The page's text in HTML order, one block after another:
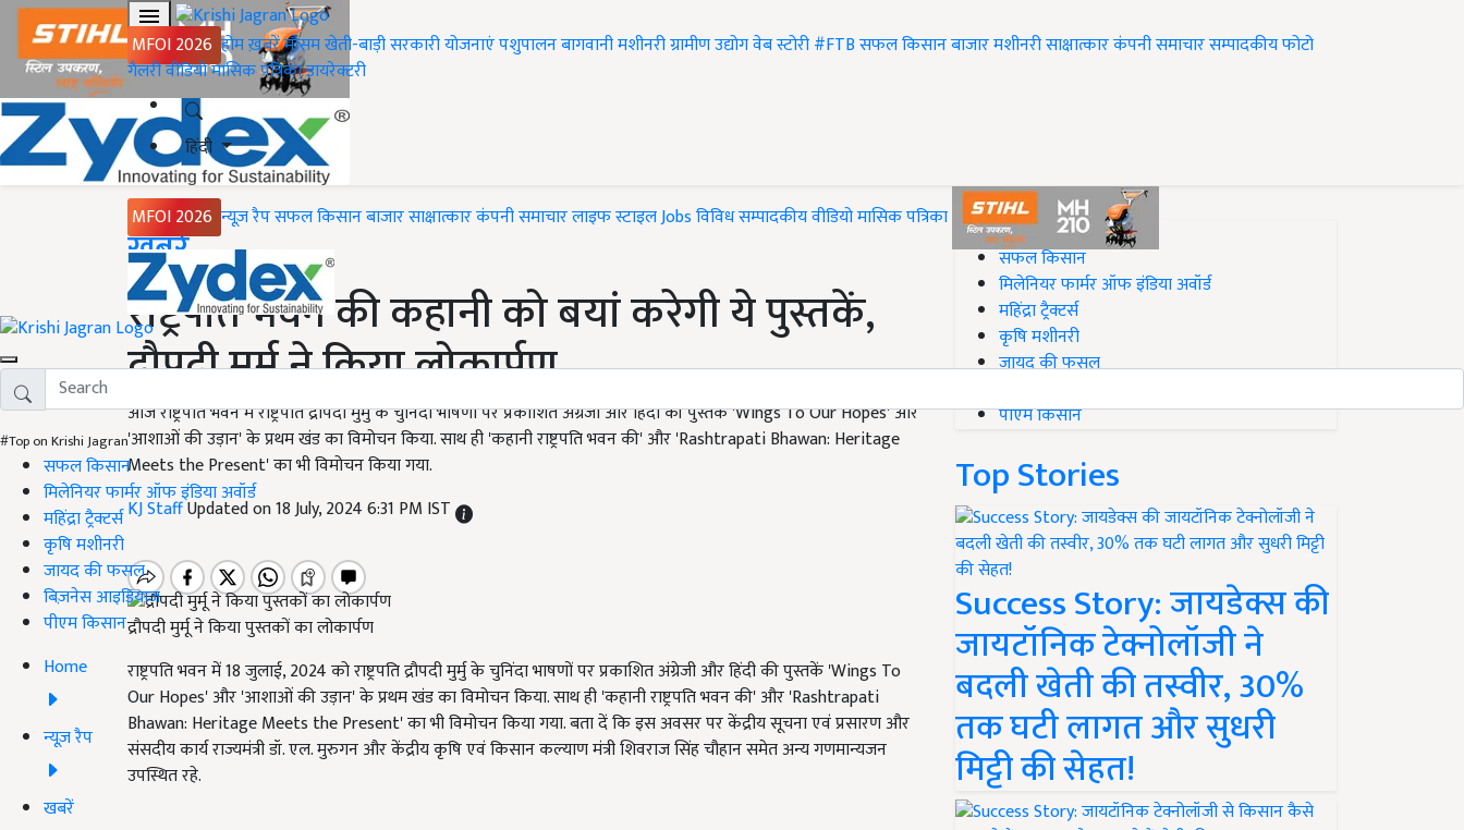
MFOI 2026 होमख़बरेंमौसमखेती-बाड़ीसरकारी योजनाएंपशुपालनबागवानीमशीनरीग्रामीण उद्योगवेब स्टोरी#FTBसफल किसानबाजारमशीनरीसाक्षात्कारकंपनी समाचारसम्पादकीयफोटो
गैलरीवीडियोमासिक पत्रिकाडायरेक्टरी
हिंदी
MFOI 2026 न्यूज़ रैपसफल किसानबाजारसाक्षात्कारकंपनी समाचारलाइफ स्टाइलJobsविविधसम्पादकीयवीडियोमासिक पत्रिका
#Top on Krishi Jagran
सफल किसान
मिलेनियर फार्मर ऑफ इंडिया अवॉर्ड
महिंद्रा ट्रैक्टर्स
कृषि मशीनरी
जायद की फसल
बिज़नेस आइडियाज
पीएम किसान
Home
न्यूज़ रैप
खबरें
Home
ख़बरें
राष्ट्रपति भवन की कहानी को बयां करेगी ये पुस्तकें,
द्रौपदी मुर्मू ने किया लोकार्पण
आज राष्ट्रपति भवन में राष्ट्रपति द्रौपदी मुर्मु के चुनिंदा भाषणों पर प्रकाशित अंग्रेजी और हिंदी की पुस्तकें 'Wings To Our Hopes' और
'आशाओं की उड़ान' के प्रथम खंड का विमोचन किया. साथ ही 'कहानी राष्ट्रपति भवन की' और 'Rashtrapati Bhawan: Heritage
Meets the Present' का भी विमोचन किया गया.
KJ StaffUpdated on 18 July, 2024 6:31 PM IST
द्रौपदी मुर्मू ने किया पुस्तकों का लोकार्पण
राष्ट्रपति भवन में 18 जुलाई, 2024 को राष्ट्रपति द्रौपदी मुर्मु के चुनिंदा भाषणों पर प्रकाशित अंग्रेजी और हिंदी की पुस्तकें 'Wings To
Our Hopes' और 'आशाओं की उड़ान' के प्रथम खंड का विमोचन किया. साथ ही 'कहानी राष्ट्रपति भवन की' और 'Rashtrapati
Bhawan: Heritage Meets the Present' का भी विमोचन किया गया. बता दें कि इस अवसर पर केंद्रीय सूचना एवं प्रसारण और
संसदीय कार्य राज्यमंत्री डॉ. एल. मुरुगन और केंद्रीय कृषि एवं किसान कल्याण मंत्री शिवराज सिंह चौहान समेत अन्य गणमान्यजन
उपस्थित रहे.
#Top on Krishi Jagran
सफल किसान
मिलेनियर फार्मर ऑफ इंडिया अवॉर्ड
महिंद्रा ट्रैक्टर्स
कृषि मशीनरी
जायद की फसल
पीएम किसान
Top Stories
Success Story: जायडेक्स की
जायटॉनिक टेक्नोलॉजी ने
बदली खेती की तस्वीर, 30%
तक घटी लागत और सुधरी
मिट्टी की सेहत!